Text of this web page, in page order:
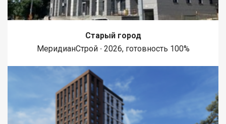
Старый город
МеридианСтрой ∙ 2026, готовность 100%